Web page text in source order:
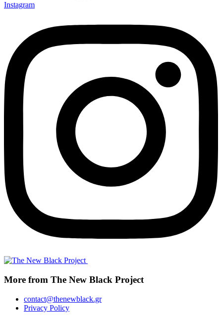
Instagram
More from The New Black Project
contact@thenewblack.gr
Privacy Policy